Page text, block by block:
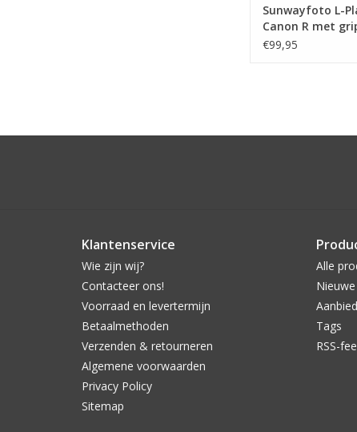
Sunwayfoto L-
Canon R met
€99,95
Klantenservice
Wie zijn wij?
Contacteer ons!
Voorraad en levertermijn
Betaalmethoden
Verzenden & retourneren
Algemene voorwaarden
Privacy Policy
Sitemap
Alle
Tags
RSS-